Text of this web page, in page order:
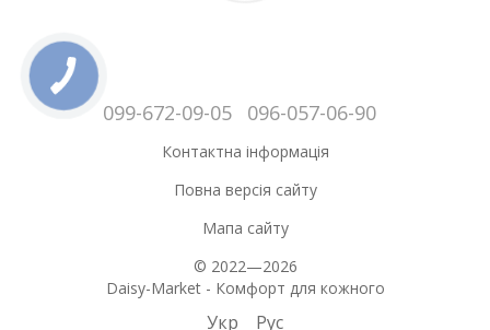
099-672-09-05 096-057-06-90
Контактна інформація
Повна версія сайту
Мапа сайту
© 2022—2026
Daisy-Market - Комфорт для кожного
Укр Рус